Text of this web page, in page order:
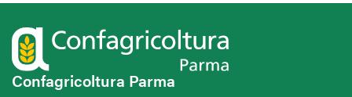
Confagricoltura Parma